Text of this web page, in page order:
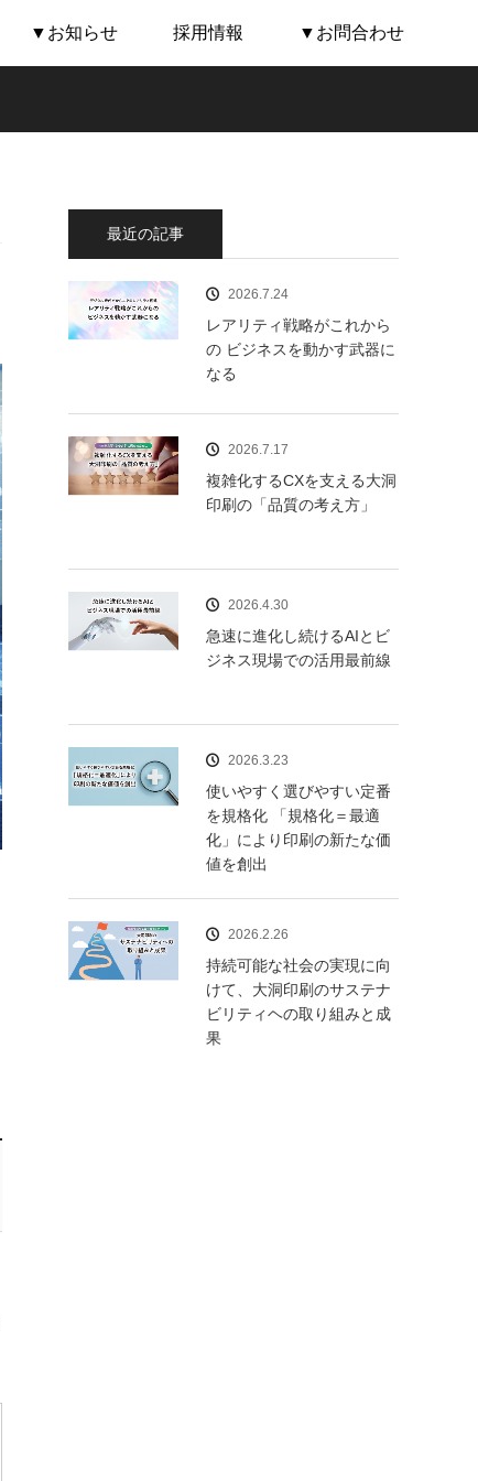
▼お知らせ 採用情報 ▼お問合わせ
最近の記事
2026.7.24
レアリティ戦略がこれから
の ビジネスを動かす武器に
なる
2026.7.17
複雑化するCXを支える大洞
印刷の「品質の考え方」
2026.4.30
急速に進化し続けるAIとビ
ジネス現場での活用最前線
2026.3.23
使いやすく選びやすい定番
を規格化 「規格化＝最適
化」により印刷の新たな価
値を創出
2026.2.26
持続可能な社会の実現に向
けて、大洞印刷のサステナ
ビリティヘの取り組みと成
果